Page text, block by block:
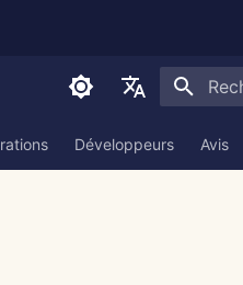
English
Développeurs Avis